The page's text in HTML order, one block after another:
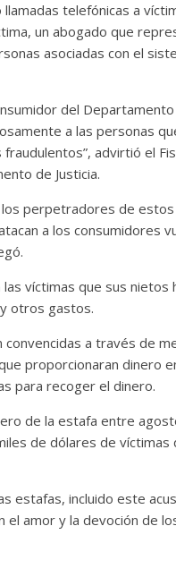
llamadas telefónicas a
un abogado que
asociadas con el
del
a las personas
advirtió el
de Justicia.
perpetradores de
a los consumidores
víctimas que sus
otros gastos.
convencidas a través de
proporcionaran dinero
para recoger el dinero.
de la estafa entre
de dólares de
estafas, incluido este
el amor y la devoción de